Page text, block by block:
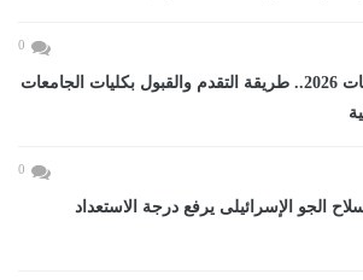
0
تنسيق الجامعات 2026.. طريقة التقدم والقبول بكليات الجامعات
0
الجو الإسرائيلى يرفع درجة الاستعداد